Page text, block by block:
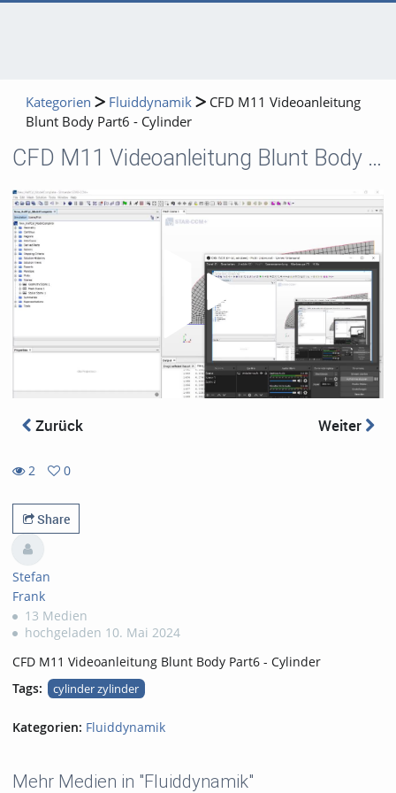
Kategorien Fluiddynamik
CFD M11 Videoanleitung
Blunt Body Part6 - Cylinder
CFD M11 Videoanleitung Blunt Body Part6 - Cylinder
Zurück Weiter
2
views
0
favorites
Share
Stefan
Frank
13 Medien
hochgeladen 10. Mai 2024
CFD M11 Videoanleitung Blunt Body Part6 - Cylinder
Tags:
cylinder zylinder
Kategorien: Fluiddynamik
Mehr Medien in "Fluiddynamik"